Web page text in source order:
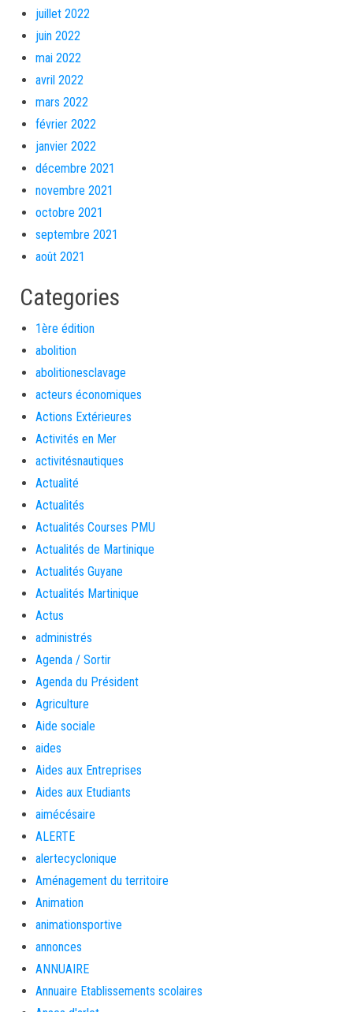
juillet 2022
juin 2022
mai 2022
avril 2022
mars 2022
février 2022
janvier 2022
décembre 2021
novembre 2021
octobre 2021
septembre 2021
août 2021
Categories
1ère édition
abolition
abolitionesclavage
acteurs économiques
Actions Extérieures
Activités en Mer
activitésnautiques
Actualité
Actualités
Actualités Courses PMU
Actualités de Martinique
Actualités Guyane
Actualités Martinique
Actus
administrés
Agenda / Sortir
Agenda du Président
Agriculture
Aide sociale
aides
Aides aux Entreprises
Aides aux Etudiants
aimécésaire
ALERTE
alertecyclonique
Aménagement du territoire
Animation
animationsportive
annonces
ANNUAIRE
Annuaire Etablissements scolaires